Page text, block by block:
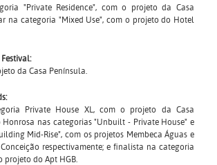
"Private Residence", com o projeto da Casa
na categoria "Mixed Use", com o projeto do Hotel
da Casa Península.
Private House XL, com o projeto da Casa
Honrosa nas categorias "Unbuilt - Private House" e
Mid-Rise", com os projetos Membeca Águas e
respectivamente; e finalista na categoria
projeto do Apt HGB.